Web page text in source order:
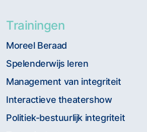
Trainingen
Moreel Beraad
Spelenderwijs leren
Management van integriteit
Interactieve theatershow
Politiek-bestuurlijk integriteit